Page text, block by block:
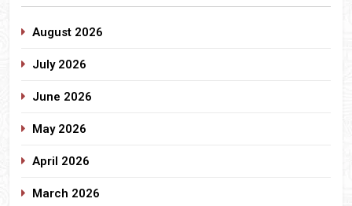
August 2026
July 2026
June 2026
May 2026
April 2026
March 2026